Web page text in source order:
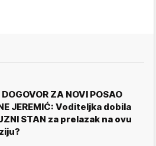
ZA NOVI POSAO
JEREMIĆ: Voditeljka dobila
STAN za prelazak na ovu